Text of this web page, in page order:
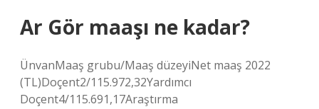
Ar Gör maaşı ne kadar?
ÜnvanMaaş grubu/Maaş düzeyiNet maaş 2022
(TL)Doçent2/115.972,32Yardımcı
Doçent4/115.691,17Araştırma